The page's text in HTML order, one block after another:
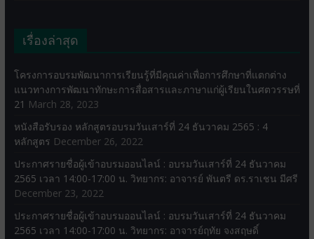
เรื่องล่าสุด
โครงการอบรมพัฒนาการเรียนรู้ที่มีคุณค่าเพื่อการศึกษาที่แตกต่าง
แนวทางการพัฒนาทักษะการสื่อสารและภาษาแก่ผู้เรียนในศตวรรษที่
21 March 28, 2023
หนังสือรับรอง หลักสูตรอบรมวันเสาร์ที่ 24 ธันวาคม 2565 : 4
หลักสูตร December 26, 2022
ประกาศรายชื่อผู้เข้าอบรมออนไลน์ : อบรมวันเสาร์ที่ 24 ธันวาคม
2565 เวลา 14:00-17:00 น. วิทยากร: อาจารย์ พันตรี ดร.ราเชน มีศรี
December 23, 2022
ประกาศรายชื่อผู้เข้าอบรมออนไลน์ : อบรมวันเสาร์ที่ 24 ธันวาคม
2565 เวลา 14:00-17:00 น. วิทยากร: อาจารย์ฤทัย จงสฤษดิ์